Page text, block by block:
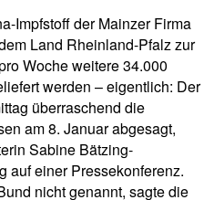
Impfstoff der Mainzer Firma
Land Rheinland-Pfalz zur
Woche weitere 34.000
werden – eigentlich: Der
überraschend die
am 8. Januar abgesagt,
Sabine Bätzing-
auf einer Pressekonferenz.
nicht genannt, sagte die